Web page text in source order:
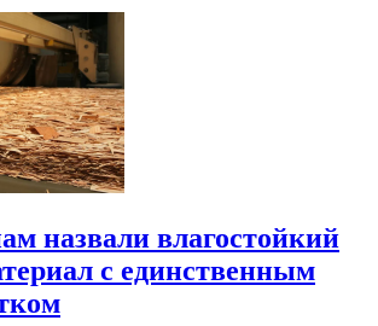
назвали влагостойкий
с единственным